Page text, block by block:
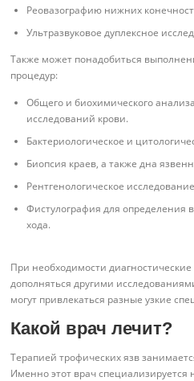
Реовазографию нижних
Ультразвуковое дуплексное
Также может понадобиться
процедур:
Общего и биохимического
исследований крови.
Бактериологическое и
Биопсия краев, а также дна
Рентгенологическое
Фистулография для определения
хода.
При необходимости
дополняться другими
могут привлекаться разные узкие
Какой врач лечит?
Терапией трофических язв
Именно этот врач специализируется